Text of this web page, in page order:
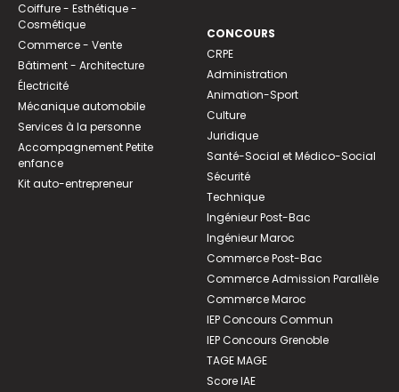
Coiffure - Esthétique -
Cosmétique
Commerce - Vente
Bâtiment - Architecture
Électricité
Mécanique automobile
Services à la personne
Accompagnement Petite
enfance
Kit auto-entrepreneur
CONCOURS
CRPE
Administration
Animation-Sport
Culture
Juridique
Santé-Social et Médico-Social
Sécurité
Technique
Ingénieur Post-Bac
Ingénieur Maroc
Commerce Post-Bac
Commerce Admission Parallèle
Commerce Maroc
IEP Concours Commun
IEP Concours Grenoble
TAGE MAGE
Score IAE